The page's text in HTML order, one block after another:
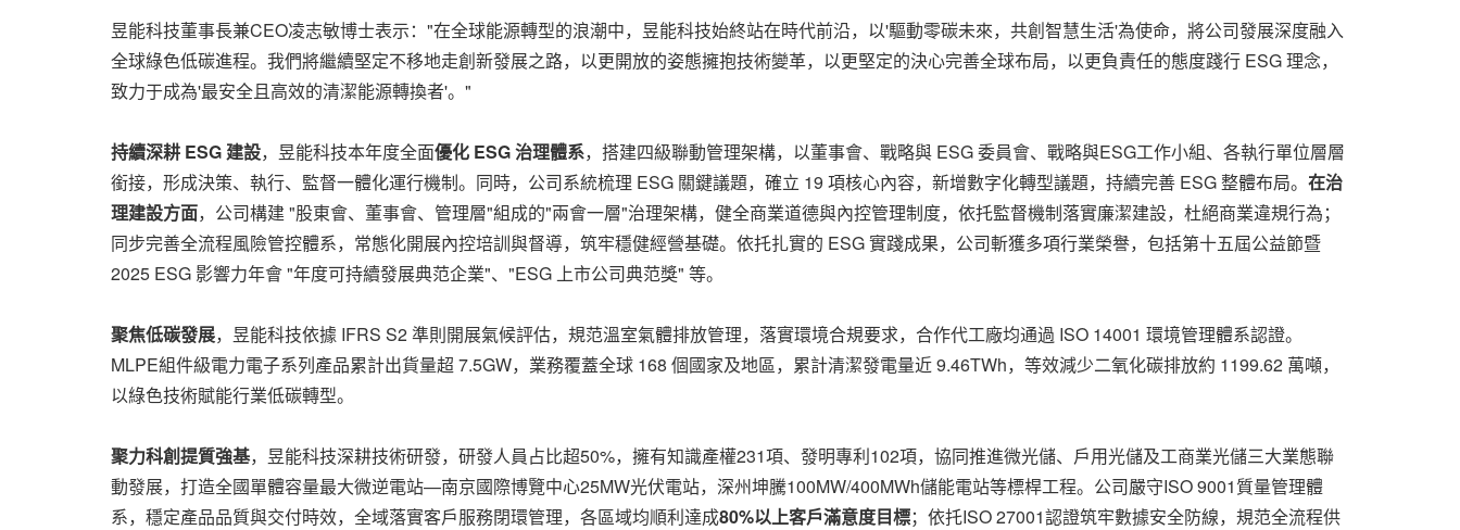
昱能科技董事長兼CEO凌志敏博士表示："在全球能源轉型的浪潮中，昱能科技始終站在時代前沿，以'驅動零碳未來，共創智慧生活'為使命，將公司發展深度融入
全球綠色低碳進程。我們將繼續堅定不移地走創新發展之路，以更開放的姿態擁抱技術變革，以更堅定的決心完善全球布局，以更負責任的態度踐行 ESG 理念，
致力于成為'最安全且高效的清潔能源轉換者'。"
持續深耕 ESG 建設，昱能科技本年度全面優化 ESG 治理體系，搭建四級聯動管理架構，以董事會、戰略與 ESG 委員會、戰略與ESG工作小組、各執行單位層層
銜接，形成決策、執行、監督一體化運行機制。同時，公司系統梳理 ESG 關鍵議題，確立 19 項核心內容，新增數字化轉型議題，持續完善 ESG 整體布局。 在治
理建設方面，公司構建 "股東會、董事會、管理層"組成的"兩會一層"治理架構，健全商業道德與內控管理制度，依托監督機制落實廉潔建設，杜絕商業違規行為；
同步完善全流程風險管控體系，常態化開展內控培訓與督導，筑牢穩健經營基礎。依托扎實的 ESG 實踐成果，公司斬獲多項行業榮譽，包括第十五屆公益節暨
2025 ESG 影響力年會 "年度可持續發展典范企業"、"ESG 上市公司典范獎" 等。
聚焦低碳發展，昱能科技依據 IFRS S2 準則開展氣候評估，規范溫室氣體排放管理，落實環境合規要求，合作代工廠均通過 ISO 14001 環境管理體系認證。
MLPE組件級電力電子系列產品累計出貨量超 7.5GW，業務覆蓋全球 168 個國家及地區，累計清潔發電量近 9.46TWh，等效減少二氧化碳排放約 1199.62 萬噸，
以綠色技術賦能行業低碳轉型。
聚力科創提質強基，昱能科技深耕技術研發，研發人員占比超50%，擁有知識產權231項、發明專利102項，協同推進微光儲、戶用光儲及工商業光儲三大業態聯
動發展，打造全國單體容量最大微逆電站—南京國際博覽中心25MW光伏電站，深州坤騰100MW/400MWh儲能電站等標桿工程。公司嚴守ISO 9001質量管理體
系，穩定產品品質與交付時效，全域落實客戶服務閉環管理，各區域均順利達成80%以上客戶滿意度目標；依托ISO 27001認證筑牢數據安全防線，規范全流程供